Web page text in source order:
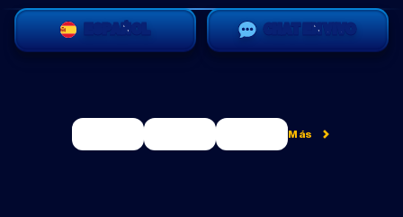
ESPAÑOL CHAT EN VIVO
Más